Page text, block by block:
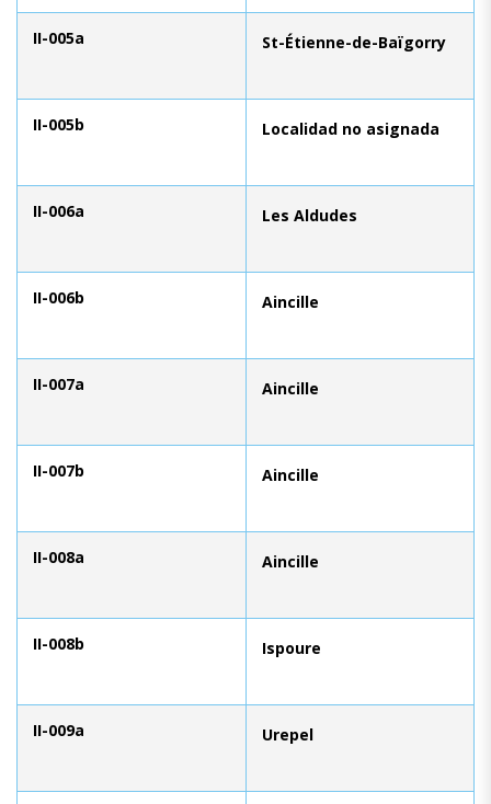
II-005a St-Étienne-de-Baïgorry
II-005b Localidad no asignada
II-006a Les Aldudes
II-006b Aincille
II-007a Aincille
II-007b Aincille
II-008a Aincille
II-008b Ispoure
II-009a Urepel